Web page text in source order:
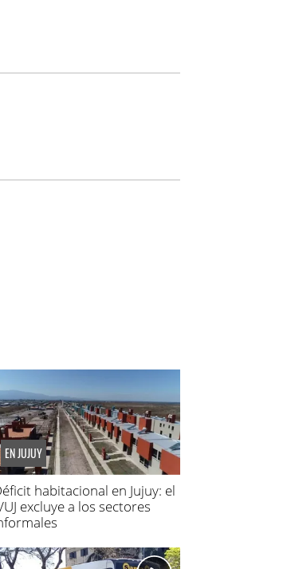
EN JUJUY
habitacional en Jujuy: el
excluye a los sectores